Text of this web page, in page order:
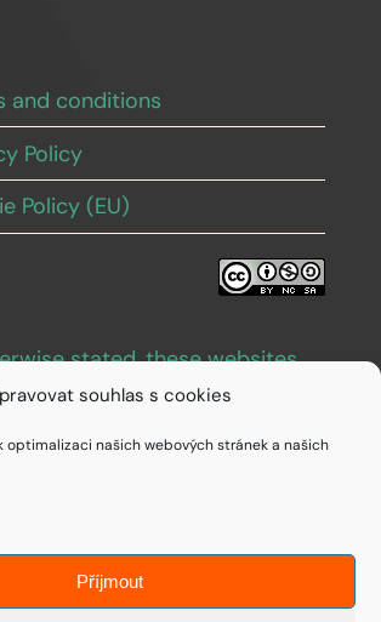
souhlas s cookies
optimalizaci našich webových stránek a našich
Příjmout
and conditions
Policy
Policy (EU)
stated, these websites
are licensed under Creative
1994 - 2026 • IDEAIFY s.r.o.